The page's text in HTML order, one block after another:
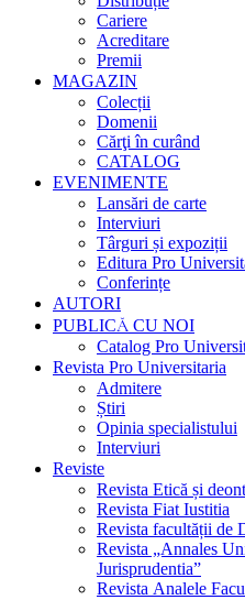
Cariere
Acreditare
Premii
MAGAZIN
Colecții
Domenii
Cărţi în curând
CATALOG
EVENIMENTE
Lansări de carte
Interviuri
Târguri și expoziții
Editura Pro
Conferințe
AUTORI
PUBLICĂ CU NOI
Catalog Pro
Revista Pro Universitaria
Admitere
Știri
Opinia specialistului
Interviuri
Reviste
Revista Etică și
Revista Fiat Iustitia
Revista facultății de
Revista „Annales
Jurisprudentia”
Revista Analele